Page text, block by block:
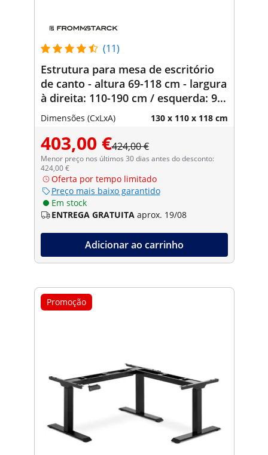
(11)
Estrutura para mesa de escritório
de canto - altura 69-118 cm - largura
à direita: 110-190 cm / esquerda: 90-
150 cm - ângulo 90° - 150 kg
Dimensões (CxLxA) 130 x 110 x 118 cm
403,00 €424,00 €
Menor preço nos últimos 30 dias antes do desconto:
424,00 €
Oferta por tempo limitado
Preço mais baixo garantido
Em stock
ENTREGA GRATUITA aprox. 19/08
Adicionar ao carrinho
Promoção